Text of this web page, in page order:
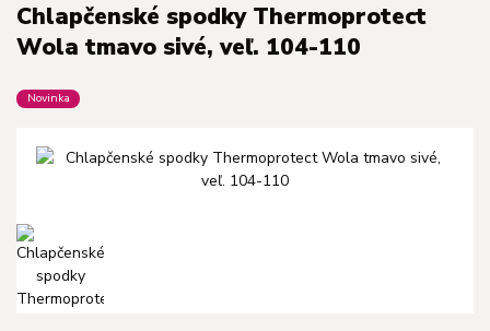
Chlapčenské spodky Thermoprotect
Wola tmavo sivé, veľ. 104-110
Novinka